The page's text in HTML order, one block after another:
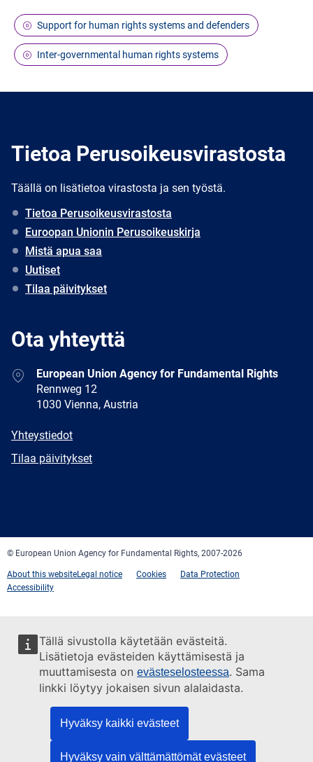
Tällä sivustolla käytetään evästeitä.
Lisätietoja evästeiden käyttämisestä ja
muuttamisesta on evästeselosteessa. Sama
linkki löytyy jokaisen sivun alalaidasta.
Hyväksy kaikki evästeet
Hyväksy vain välttämättömät evästeet
Support for human rights systems and defenders
Inter-governmental human rights systems
Tietoa Perusoikeusvirastosta
Täällä on lisätietoa virastosta ja sen työstä.
Tietoa Perusoikeusvirastosta
Euroopan Unionin Perusoikeuskirja
Mistä apua saa
Uutiset
Tilaa päivitykset
Ota yhteyttä
AddressEuropean Union Agency for Fundamental Rights
Rennweg 12
1030 Vienna, Austria
E-
Yhteystiedot
Newsletter
Tilaa päivitykset
© European Union Agency for Fundamental Rights, 2007-2026
About this websiteLegal notice Cookies
Data Protection
Accessibility